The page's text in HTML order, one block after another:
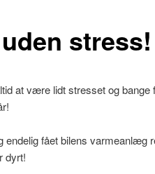
stress!
at være lidt stresset og bange
endelig fået bilens varmeanlæg
dyrt!